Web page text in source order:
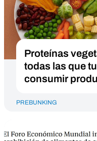
Proteínas
todas las que
consumir
PREBUNKING